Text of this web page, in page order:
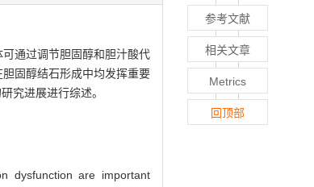
通过调节胆固醇和胆汁酸代
固醇结石形成中均发挥重要
究进展进行综述。
dysfunction are important
参考文献
相关文章
Metrics
回顶部